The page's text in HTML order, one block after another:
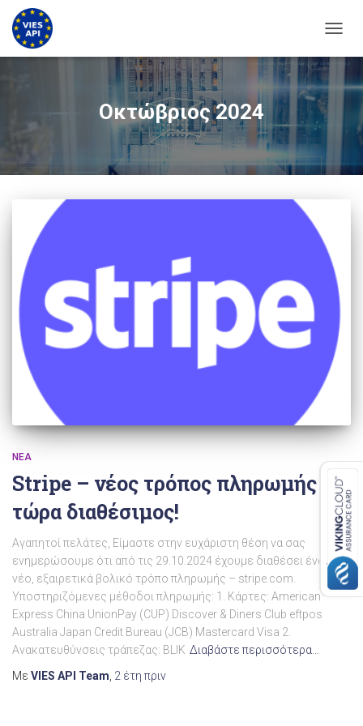
Οκτώβριος 2024
ΝΈΑ
Stripe – νέος τρόπος πληρωμής
τώρα διαθέσιμος!
Αγαπητοί πελάτες, Είμαστε στην ευχάριστη θέση να σας
ενημερώσουμε ότι από τις 29.10.2024 έχουμε διαθέσει έναν
νέο, εξαιρετικά βολικό τρόπο πληρωμής – stripe.com.
Υποστηριζόμενες μέθοδοι πληρωμής: 1. Κάρτες: American
Express China UnionPay (CUP) Discover & Diners Club eftpos
Australia Japan Credit Bureau (JCB) Mastercard Visa 2.
Ανακατευθύνσεις τράπεζας: BLIK Διαβάστε περισσότερα…
Με VIES API Team 2 έτη πριν